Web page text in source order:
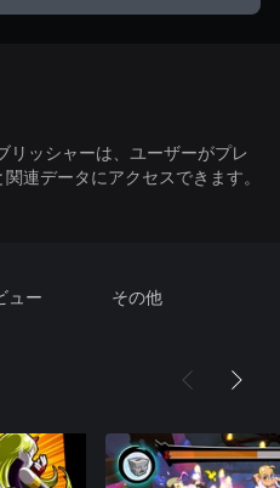
リッシャーは、ユーザーがプレ
連データにアクセスできます。
ュー その他